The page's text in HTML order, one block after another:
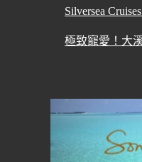
Silversea
極致寵愛！大